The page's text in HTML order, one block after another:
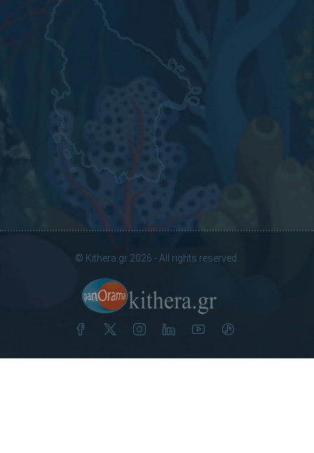
© Kithera.gr 2026 - All rights reserved.